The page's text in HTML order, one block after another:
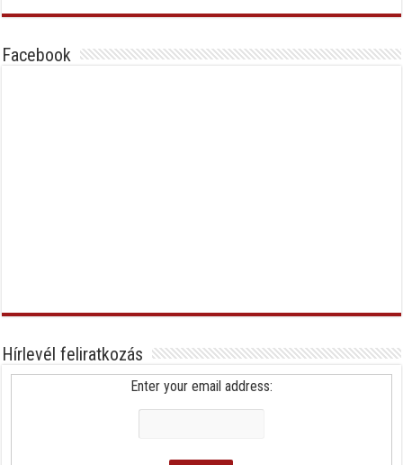
Facebook
Hírlevél feliratkozás
Enter your email address: